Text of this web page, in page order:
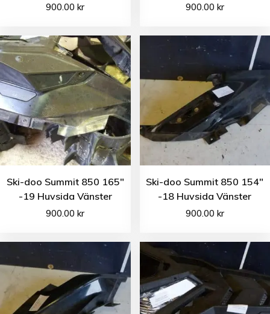
900.00kr 900.00 kr
Ski-doo Summit 850 165″
-19 Huvsida Vänster
900.00kr
Ski-doo Summit 850 154″
-18 Huvsida Vänster
900.00 kr